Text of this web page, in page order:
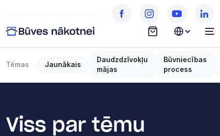
Tēmas Jaunākais
Daudzdzīvokļu
mājas
Būvniecības
process
Viss par tēmu